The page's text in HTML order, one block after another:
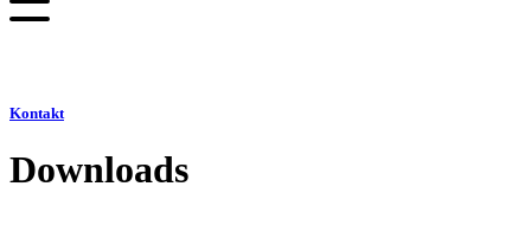
Kontakt
Downloads